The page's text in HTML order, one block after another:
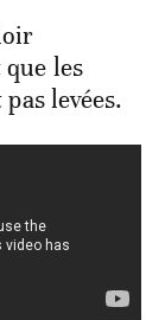
les
levées.